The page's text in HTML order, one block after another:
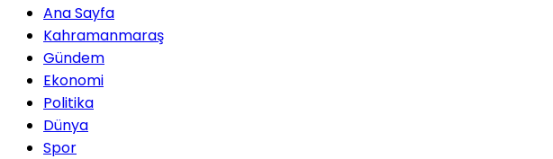
Ana Sayfa
Kahramanmaraş
Gündem
Ekonomi
Politika
Dünya
Spor